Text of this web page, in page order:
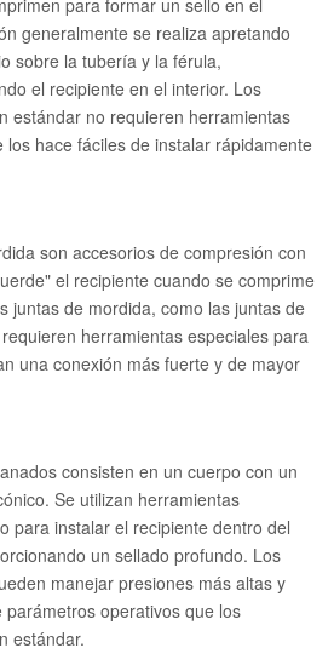
para formar un sello en el
generalmente se realiza apretando
sobre la tubería y la férula,
el recipiente en el interior. Los
estándar no requieren herramientas
hace fáciles de instalar rápidamente
son accesorios de compresión con
el recipiente cuando se comprime
juntas de mordida, como las juntas de
herramientas especiales para
una conexión más fuerte y de mayor
consisten en un cuerpo con un
Se utilizan herramientas
para instalar el recipiente dentro del
un sellado profundo. Los
manejar presiones más altas y
operativos que los
estándar.